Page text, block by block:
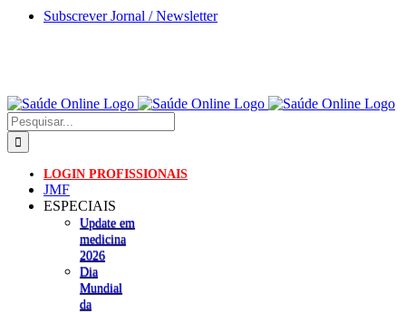
Skip
Subscrever Jornal / Newsletter
Pesquisar
LOGIN PROFISSIONAIS
JMF
ESPECIAIS
Update em
medicina
2026
Dia
Mundial
da